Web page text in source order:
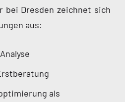
bei Dresden zeichnet sich
aus:
als